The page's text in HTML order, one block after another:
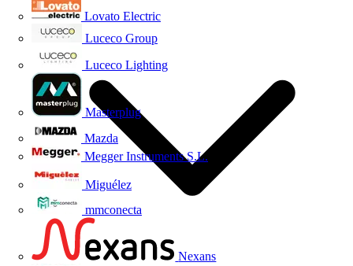
Lovato Electric
Luceco Group
Luceco Lighting
Masterplug
Mazda
Megger Instruments S.L.
Miguélez
mmconecta
Nexans